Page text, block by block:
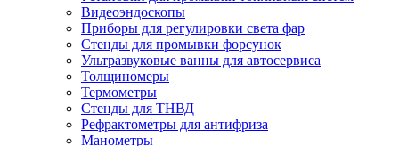
Видеоэндоскопы
Приборы для регулировки света фар
Стенды для промывки форсунок
Ультразвуковые ванны для автосервиса
Толщиномеры
Термометры
Стенды для ТНВД
Рефрактометры для антифриза
Манометры